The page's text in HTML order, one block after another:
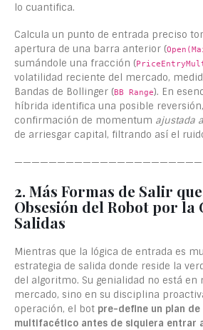
lo cuantifica.
Calcula un punto de entrada preciso
apertura de una barra anterior (
sumándole una fracción (
volatilidad reciente del mercado,
Bandas de Bollinger (BB Range). En
híbrida identifica una posible
confirmación de momentum ajustada
de arriesgar capital, filtrando así el
2. Más Formas de Salir
Obsesión del Robot por la
Salidas
Mientras que la lógica de entrada es
estrategia de salida donde reside la
del algoritmo. Su genialidad no está en
mercado, sino en su disciplina
operación, el bot pre-define un plan
multifacético antes de siquiera entrar